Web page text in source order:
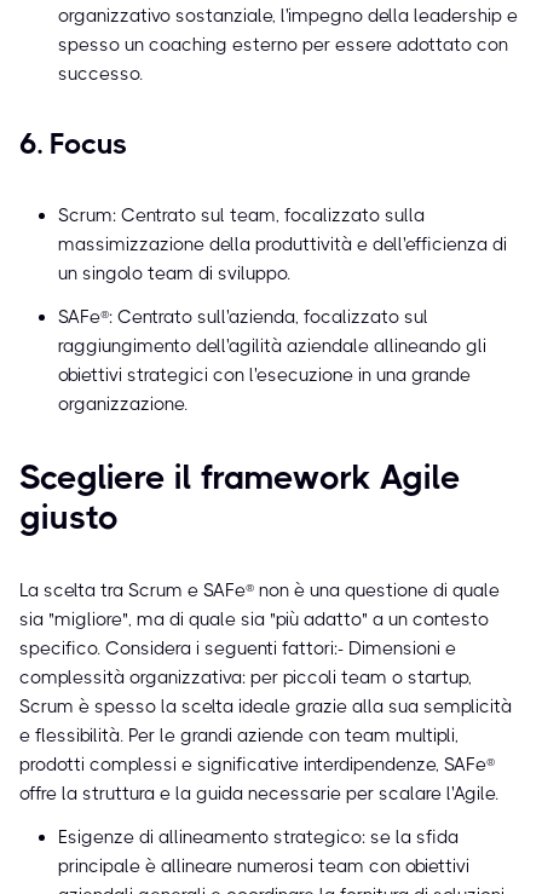
organizzativo sostanziale, l'impegno della leadership e
spesso un coaching esterno per essere adottato con
successo.
6. Focus
Scrum: Centrato sul team, focalizzato sulla
massimizzazione della produttività e dell'efficienza di
un singolo team di sviluppo.
SAFe®: Centrato sull'azienda, focalizzato sul
raggiungimento dell'agilità aziendale allineando gli
obiettivi strategici con l'esecuzione in una grande
organizzazione.
Scegliere il framework Agile
giusto
La scelta tra Scrum e SAFe® non è una questione di quale
sia "migliore", ma di quale sia "più adatto" a un contesto
specifico. Considera i seguenti fattori:- Dimensioni e
complessità organizzativa: per piccoli team o startup,
Scrum è spesso la scelta ideale grazie alla sua semplicità
e flessibilità. Per le grandi aziende con team multipli,
prodotti complessi e significative interdipendenze, SAFe®
offre la struttura e la guida necessarie per scalare l'Agile.
Esigenze di allineamento strategico: se la sfida
principale è allineare numerosi team con obiettivi